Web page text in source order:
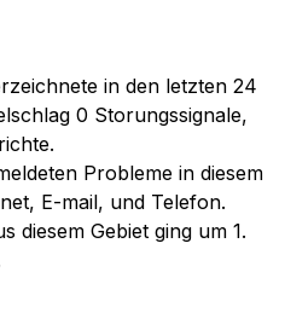
in den letzten 24
0 Storungssignale,
Probleme in diesem
E-mail, und Telefon.
diesem Gebiet ging um 1.